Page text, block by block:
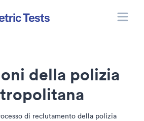
della polizia
di reclutamento della polizia